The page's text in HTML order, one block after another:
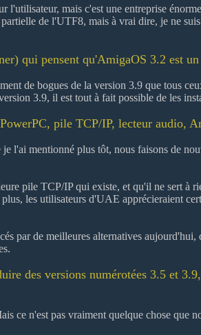
mais c'est une entreprise
de l'UTF8, mais à vrai dire, je ne
qui pensent qu'AmigaOS 3.2 est
de bogues de la version 3.9 que tous
3.9, il est tout à fait possible de les
pile TCP/IP, lecteur audio,
l'ai mentionné plus tôt, nous faisons de
pile TCP/IP qui existe, et qu'il ne sert à
les utilisateurs d'UAE apprécieraient
par de meilleures alternatives
des versions numérotées 3.5 et
ce n'est pas vraiment quelque chose que